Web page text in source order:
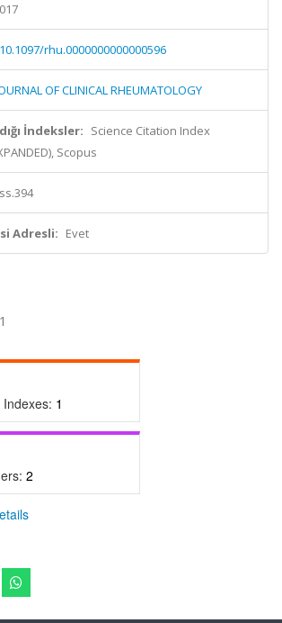
10.1097/rhu.0000000000000596
OF CLINICAL RHEUMATOLOGY
İndeksler: Science Citation Index
Scopus
ss.394
Adresli: Evet
1
2